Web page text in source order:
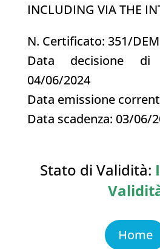
INCLUDING VIA THE
N. Certificato: 351/DEM
Data decisione di
04/06/2024
Data emissione
Data scadenza: 03/06/
Stato di Validità:
Home